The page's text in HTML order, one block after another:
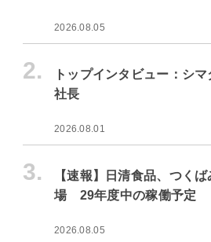
2026.08.05
2.
トップインタビュー：シ
社長
2026.08.01
3.
【速報】日清食品、つく
場 29年度中の稼働予定
2026.08.05